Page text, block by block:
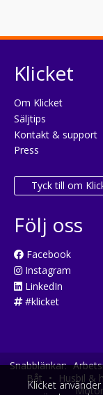
Klicket
Om Klicket
Säljtips
Kontakt & support
Press
Tyck till om
Följ oss
Facebook
Instagram
LinkedIn
#klicket
Snabblänkar:
Båt • Husbil &
Klicket